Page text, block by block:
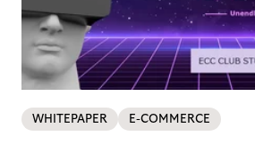
WHITEPAPER E-COMMERCE